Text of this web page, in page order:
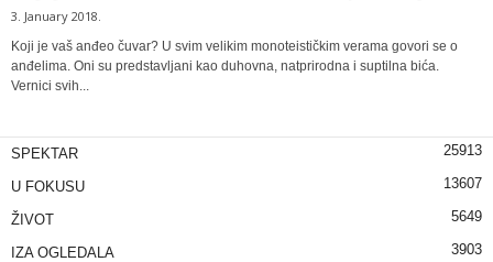
3. January 2018.
Koji je vaš anđeo čuvar? U svim velikim monoteističkim verama govori se o
anđelima. Oni su predstavljani kao duhovna, natprirodna i suptilna bića.
Vernici svih...
SPEKTAR 25913
U FOKUSU 13607
ŽIVOT 5649
IZA OGLEDALA 3903